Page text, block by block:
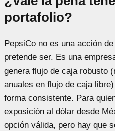
portafolio?
PepsiCo no es una acción
pretende ser. Es una
genera flujo de caja robusto
anuales en flujo de caja
forma consistente. Para
exposición al dólar desde
opción válida, pero hay que